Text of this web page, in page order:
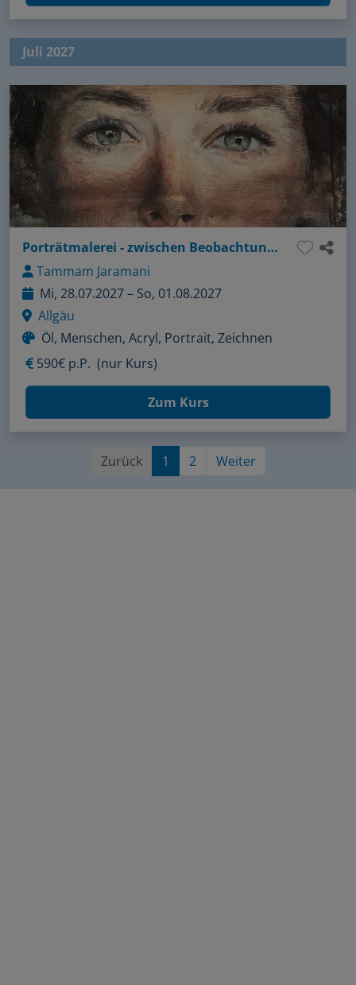
Juli 2027
Porträtmalerei - zwischen Beobachtung und Abstraktion
Tammam Jaramani
Mi, 28.07.2027 – So, 01.08.2027
Allgäu
Öl, Menschen, Acryl, Portrait, Zeichnen
590€ p.P. (nur Kurs)
Zum Kurs
Zurück 1 2 Weiter